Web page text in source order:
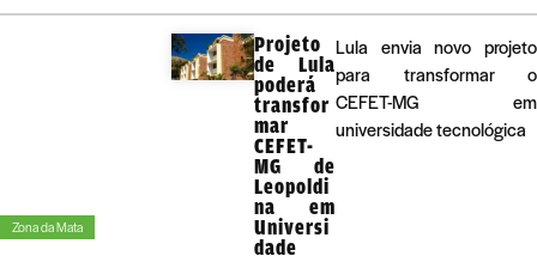
Zona da Mata
Projeto
de Lula
poderá
transfor
mar
CEFET-
MG de
Leopoldi
na em
Universi
dade
Lula envia novo projeto
para transformar o
CEFET-MG em
universidade tecnológica